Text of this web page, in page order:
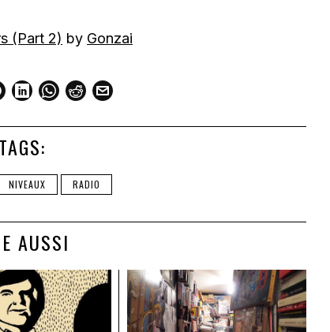
(Part 2) by Gonzai
TAGS:
NIVEAUX RADIO
AUSSI